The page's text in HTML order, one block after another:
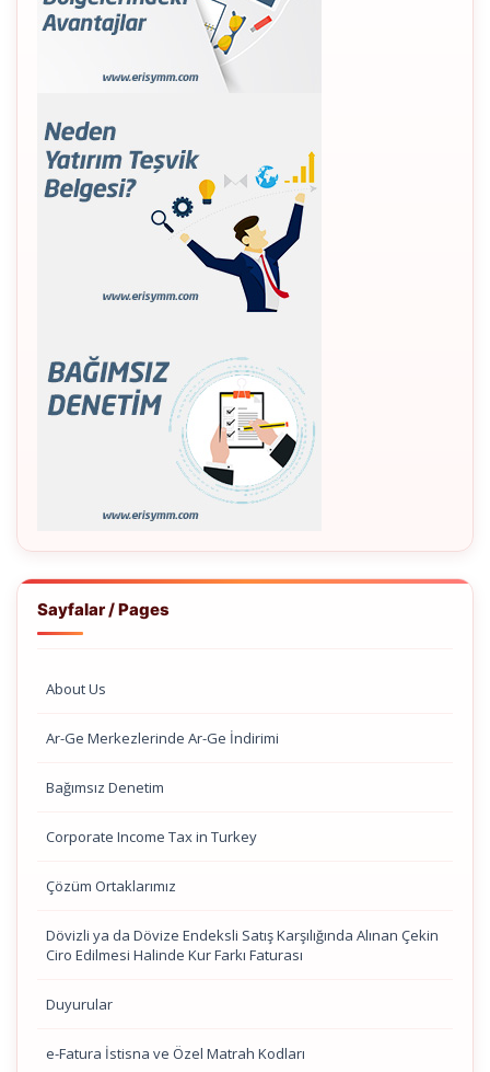
Sayfalar / Pages
About Us
Ar-Ge Merkezlerinde Ar-Ge İndirimi
Bağımsız Denetim
Corporate Income Tax in Turkey
Çözüm Ortaklarımız
Dövizli ya da Dövize Endeksli Satış Karşılığında Alınan Çekin
Ciro Edilmesi Halinde Kur Farkı Faturası
Duyurular
e-Fatura İstisna ve Özel Matrah Kodları